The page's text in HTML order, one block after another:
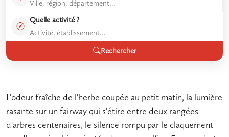
Quelle activité ?
Rechercher
L'odeur fraîche de l'herbe coupée au petit matin, la lumière
rasante sur un fairway qui s'étire entre deux rangées
d'arbres centenaires, le silence rompu par le claquement